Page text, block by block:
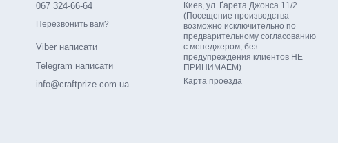
067 324-66-64
Перезвонить вам?
Viber написати
Telegram написати
info@craftprize.com.ua
Киев, ул. Ґарета Джонса 11/2
(Посещение производства
возможно исключительно по
предварительному согласованию
с менеджером, без
предупреждения клиентов НЕ
ПРИНИМАЕМ)
Карта проезда